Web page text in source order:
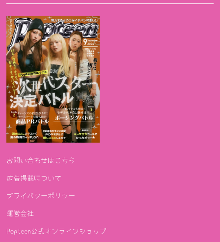
お問い合わせはこちら
広告掲載について
プライバシーポリシー
運営会社
Popteen公式オンラインショップ